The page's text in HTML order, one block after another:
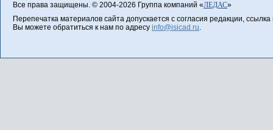
Все права защищены. © 2004-2026 Группа компаний «ЛЕДАС»
Перепечатка материалов сайта допускается с согласия редакции,
Вы можете обратиться к нам по адресу info@isicad.ru.